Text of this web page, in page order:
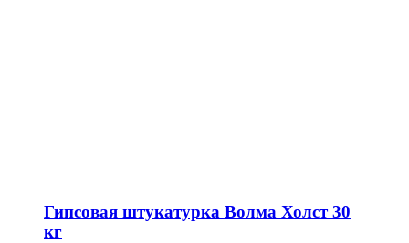
Гипсовая штукатурка Волма Холст 30
кг